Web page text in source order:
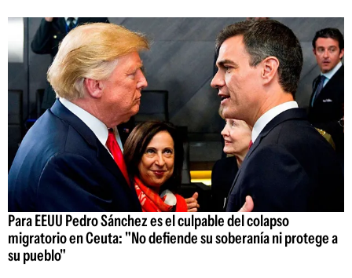
Para EEUU Pedro Sánchez es el culpable del colapso
migratorio en Ceuta: "No defiende su soberanía ni protege a
su pueblo"